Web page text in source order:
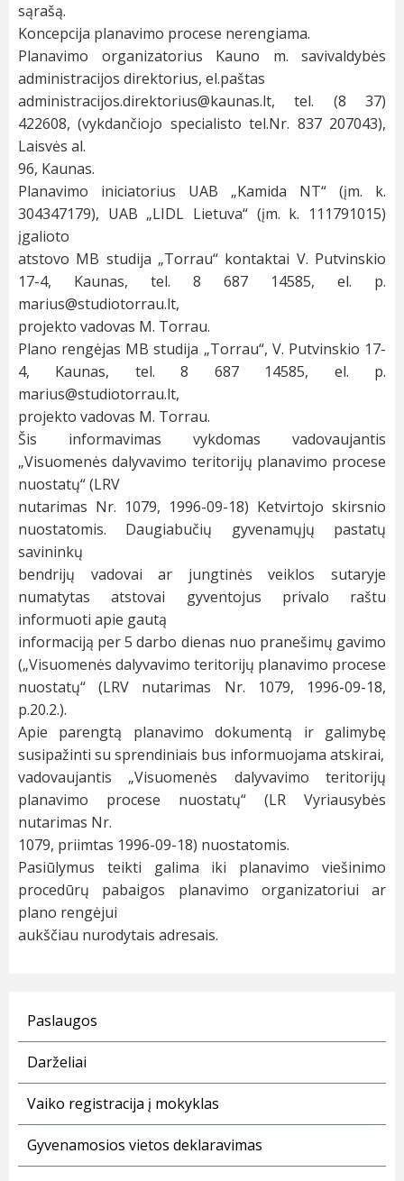
sąrašą.
Koncepcija planavimo procese nerengiama.
Planavimo organizatorius Kauno m. savivaldybės
administracijos direktorius, el.paštas
administracijos.direktorius@kaunas.lt, tel. (8 37)
422608, (vykdančiojo specialisto tel.Nr. 837 207043),
Laisvės al.
96, Kaunas.
Planavimo iniciatorius UAB „Kamida NT“ (įm. k.
304347179), UAB „LIDL Lietuva“ (įm. k. 111791015)
įgalioto
atstovo MB studija „Torrau“ kontaktai V. Putvinskio
17-4, Kaunas, tel. 8 687 14585, el. p.
marius@studiotorrau.lt,
projekto vadovas M. Torrau.
Plano rengėjas MB studija „Torrau“, V. Putvinskio 17-
4, Kaunas, tel. 8 687 14585, el. p.
marius@studiotorrau.lt,
projekto vadovas M. Torrau.
Šis informavimas vykdomas vadovaujantis
„Visuomenės dalyvavimo teritorijų planavimo procese
nuostatų“ (LRV
nutarimas Nr. 1079, 1996-09-18) Ketvirtojo skirsnio
nuostatomis. Daugiabučių gyvenamųjų pastatų
savininkų
bendrijų vadovai ar jungtinės veiklos sutaryje
numatytas atstovai gyventojus privalo raštu
informuoti apie gautą
informaciją per 5 darbo dienas nuo pranešimų gavimo
(„Visuomenės dalyvavimo teritorijų planavimo procese
nuostatų“ (LRV nutarimas Nr. 1079, 1996-09-18,
p.20.2.).
Apie parengtą planavimo dokumentą ir galimybę
susipažinti su sprendiniais bus informuojama atskirai,
vadovaujantis „Visuomenės dalyvavimo teritorijų
planavimo procese nuostatų“ (LR Vyriausybės
nutarimas Nr.
1079, priimtas 1996-09-18) nuostatomis.
Pasiūlymus teikti galima iki planavimo viešinimo
procedūrų pabaigos planavimo organizatoriui ar
plano rengėjui
aukščiau nurodytais adresais.
Paslaugos
Darželiai
Vaiko registracija į mokyklas
Gyvenamosios vietos deklaravimas